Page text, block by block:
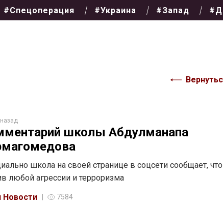
#Спецоперация #Украина #Запад
школы Абдулманапа
школа на своей странице в соцсети сообщает,
любой агрессии и терроризма
Новости
7584